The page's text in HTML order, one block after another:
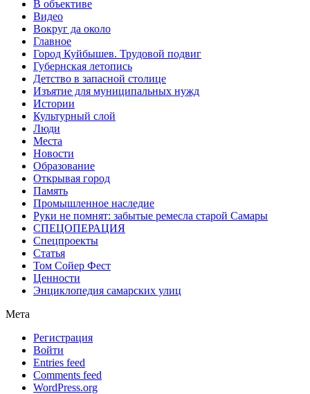
В объективе
Видео
Вокруг да около
Главное
Город Куйбышев. Трудовой подвиг
Губернская летопись
Детство в запасной столице
Изъятие для муниципальных нужд
Истории
Культурный слой
Люди
Места
Новости
Образование
Открывая город
Память
Промышленное наследие
Руки не помнят: забытые ремесла старой Самары
СПЕЦОПЕРАЦИЯ
Спецпроекты
Статья
Том Сойер Фест
Ценности
Энциклопедия самарских улиц
Мета
Регистрация
Войти
Entries feed
Comments feed
WordPress.org